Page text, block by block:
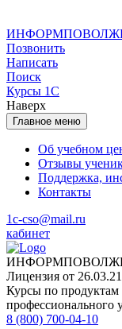
Позвонить
Написать
Поиск
Курсы 1С
Наверх
Главное меню
Об учебном
Отзывы
Поддержка,
Контакты
1c-cso@mail.ru
кабинет
Лицензия от
Курсы по продуктам
профессионального
8 (800) 700-04-10